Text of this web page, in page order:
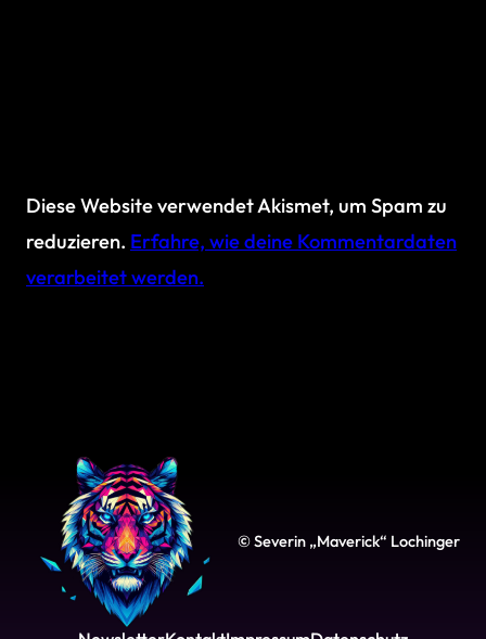
Diese Website verwendet Akismet, um Spam zu
reduzieren. Erfahre, wie deine Kommentardaten
verarbeitet werden.
© Severin „Maverick“ Lochinger